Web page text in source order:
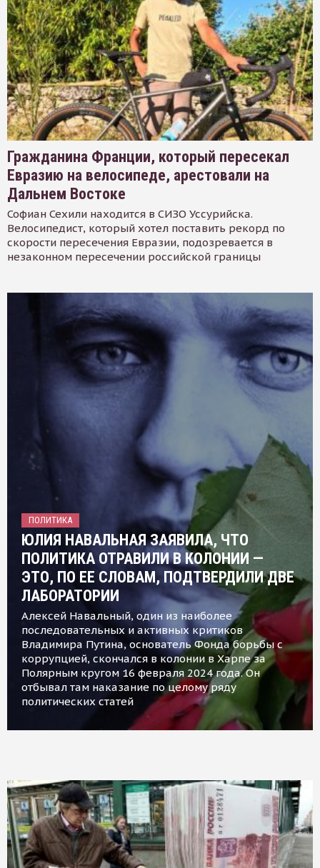
Гражданина Франции, который пересекал
Евразию на велосипеде, арестовали на
Дальнем Востоке
Софиан Сехили находится в СИЗО Уссурийска.
Велосипедист, который хотел поставить рекорд по
скорости пересечения Евразии, подозревается в
незаконном пересечении российской границы
ПОЛИТИКА
ЮЛИЯ НАВАЛЬНАЯ ЗАЯВИЛА, ЧТО
ПОЛИТИКА ОТРАВИЛИ В КОЛОНИИ —
ЭТО, ПО ЕЕ СЛОВАМ, ПОДТВЕРДИЛИ ДВЕ
ЛАБОРАТОРИИ
Алексей Навальный, один из наиболее
последовательных и активных критиков
Владимира Путина, основатель Фонда борьбы с
коррупцией, скончался в колонии в Харпе за
Полярным кругом 16 февраля 2024 года. Он
отбывал там наказание по целому ряду
политических статей